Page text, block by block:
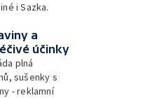
i Sazka.
a
účinky
plná
sušenky s
- reklamní